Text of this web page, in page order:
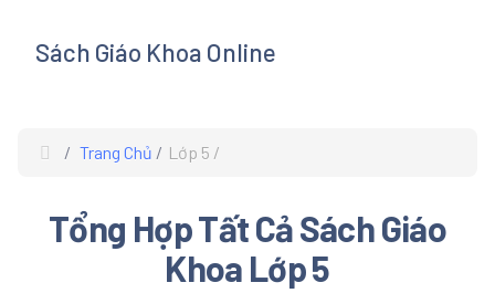
Sách Giáo Khoa Online
Trang Chủ Lớp 5
Tổng Hợp Tất Cả Sách Giáo
Khoa Lớp 5